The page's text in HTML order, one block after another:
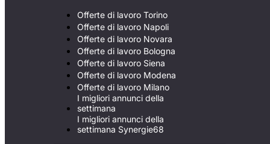
Offerte di lavoro Torino
Offerte di lavoro Napoli
Offerte di lavoro Novara
Offerte di lavoro Bologna
Offerte di lavoro Siena
Offerte di lavoro Modena
Offerte di lavoro Milano
I migliori annunci della
settimana
I migliori annunci della
settimana Synergie68